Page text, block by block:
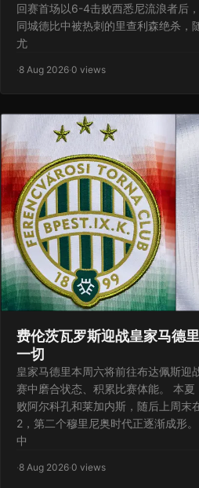
回赛首场以6-4击败西悉尼流浪者后
同城德比中被热刺的里查利森绝杀，
尤
·8 Aug 2026·0 views
费伦茨瓦罗斯迎战皇家马德
一切
皇家马德里本周六将前往布达佩斯迎
赛中磨合状态、积累比赛体能。 本
败阿尔科孔和莱加内斯，随后上周末
2，第二个穆里尼奥时代正逐渐成形
中
·8 Aug 2026·0 views